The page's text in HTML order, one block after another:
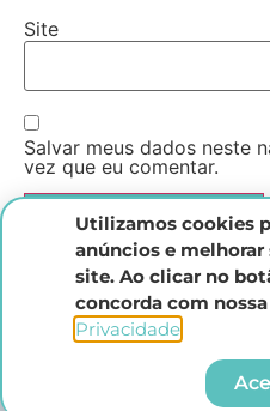
Site
Salvar meus dados neste
vez que eu comentar.
Instituto Direito
Todos os
Utilizamos cookies
anúncios e
site. Ao clicar no
concorda com nossa
Privacidade.​